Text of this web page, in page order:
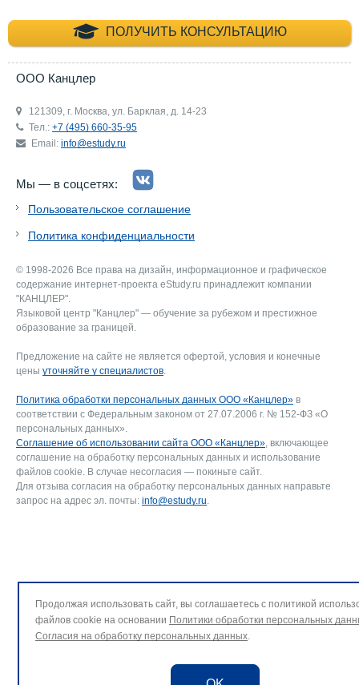
ПОЛУЧИТЬ КОНСУЛЬТАЦИЮ
+7 (495) 660-35-
ООО Канцлер
121309, г. Москва, ул. Барклая, д. 14-23
Тел.: +7 (495) 660-35-95
Email: info@estudy.ru
Мы — в соцсетях:
Пользовательское соглашение
Политика конфиденциальности
© 1998-2026 Все права на дизайн, информационное и графическое
содержание интернет-проекта eStudy.ru принадлежит компании
"КАНЦЛЕР".
Языковой центр "Канцлер" — обучение за рубежом и престижное
образование за границей.
Предложение на сайте не является офертой, условия и конечные
цены уточняйте у специалистов.
Политика обработки персональных данных ООО «Канцлер» в
соответствии с Федеральным законом от 27.07.2006 г. № 152-ФЗ «О
персональных данных».
Соглашение об использовании сайта ООО «Канцлер», включающее
соглашение на обработку персональных данных и использование
файлов cookie. В случае несогласия — покиньте сайт.
Для отзыва согласия на обработку персональных данных направьте
запрос на адрес эл. почты: info@estudy.ru.
Продолжая использовать сайт, вы соглашаетесь с политикой
файлов cookie на основании Политики обработки персональных
Согласия на обработку персональных данных.